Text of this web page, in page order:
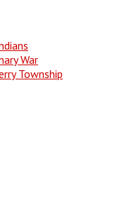
War
Township